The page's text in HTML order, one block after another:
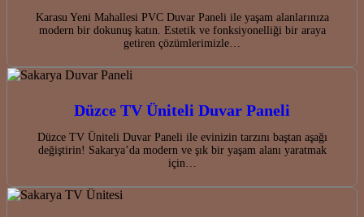
Karasu Yeni Mahallesi PVC Duvar Paneli ile yaşam alanlarınıza
modern bir dokunuş katın. Estetik ve fonksiyonelliği bir araya
getiren çözümlerimizle…
Düzce TV Üniteli Duvar Paneli
Düzce TV Üniteli Duvar Paneli ile evinizin tarzını baştan aşağı
değiştirin! Sakarya’da modern ve şık bir yaşam alanı yaratmak
için…